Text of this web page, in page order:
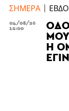
ΣΉΜΕΡΑ
Η
04/08/26
12:00